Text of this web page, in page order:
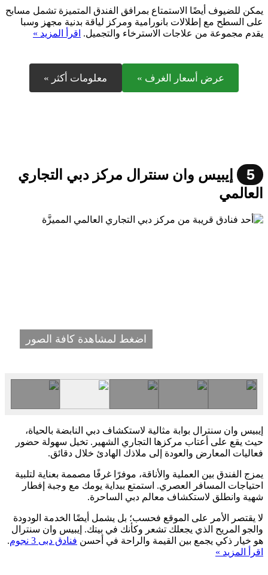
يمكن للضيوف أيضًا الاستمتاع بمرافق الفندق المتميزة تشمل مسابح
على السطح مع إطلالات بانورامية ومركز لياقة بدنية مجهز وسبا
يقدم مجموعة من علاجات الاسترخاء والتجميل. اقرأ المزيد »
عرض أسعار الغرف » معلومات أكثر »
5
إيبيس وان سنترال مركز دبي التجاري
العالمي
اضغط لمشاهدة كافة الصور
إيبيس وان سنترال بوابة مثالية لاستكشاف دبي النابضة بالحياة،
حيث يقع على أعتاب مركزها التجاري الشهير. تخيل سهولة حضور
فعاليات المعارض والعودة إلى ملاذك الهادئ خلال دقائق.
يمزج الفندق بين العملية والأناقة، موفرًا غرفًا مصممة بعناية لتلبية
احتياجات المسافر العصري. استمتع ببداية يومك مع وجبة إفطار
شهية وانطلق لاستكشاف معالم دبي الساحرة.
لا يقتصر الأمر على الموقع فحسب؛ بل يشمل أيضًا الخدمة الودودة
والجو المريح الذي يجعلك تشعر وكأنك في بيتك. إيبيس وان سنترال
هو خيار ذكي يجمع بين القيمة والراحة في أحسن فنادق دبى 3 نجوم
.
اقرأ المزيد »